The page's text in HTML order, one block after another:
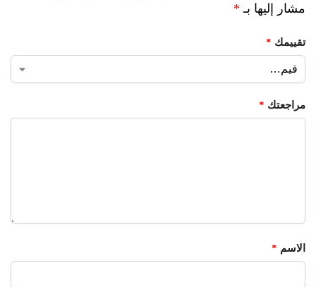
مشار إليها بـ *
تقييمك *
مراجعتك *
الاسم *